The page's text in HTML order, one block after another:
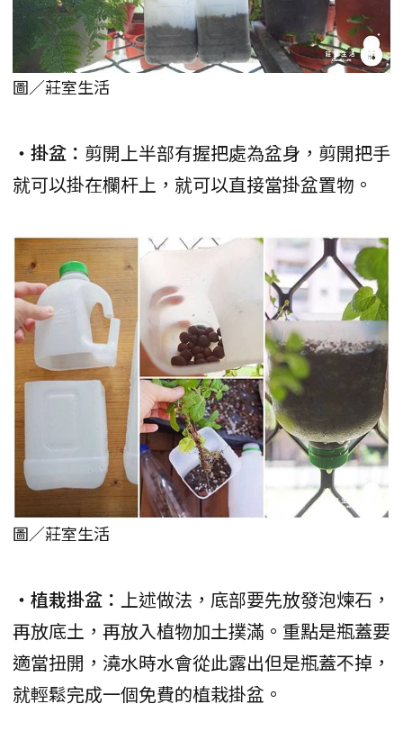
圖／莊室生活
・掛盆： 剪開上半部有握把處為盆身，剪開把手
就可以掛在欄杆上，就可以直接當掛盆置物。
圖／莊室生活
・植栽掛盆： 上述做法，底部要先放發泡煉石，
再放底土，再放入植物加土撲滿。重點是瓶蓋要
適當扭開，澆水時水會從此露出但是瓶蓋不掉，
就輕鬆完成一個免費的植栽掛盆。